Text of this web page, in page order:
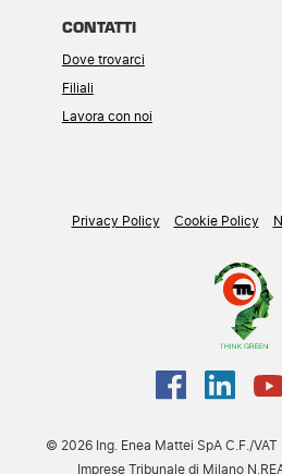
CONTATTI
Dove trovarci
Filiali
Lavora con noi
Privacy Policy Cookie Policy
© 2026 Ing. Enea Mattei SpA C.F./
Imprese Tribunale di Milano